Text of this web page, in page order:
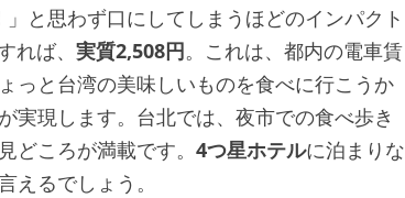
」と思わず口にしてしまうほどのインパクト
ば、 実質2,508円。これは、都内の電車賃
っと台湾の美味しいものを食べに行こうか
実現します。台北では、夜市での食べ歩き
ころが満載です。 4つ星ホテルに泊まりな
るでしょう。